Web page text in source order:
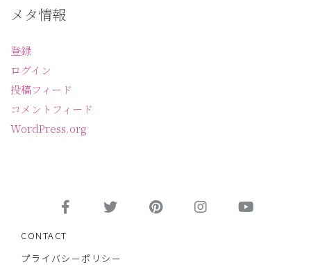
メタ情報
登録
ログイン
投稿フィード
コメントフィード
WordPress.org
CONTACT
プライバシーポリシー